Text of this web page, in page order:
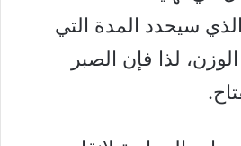
سيحدد المدة التي
لذا فإن الصبر